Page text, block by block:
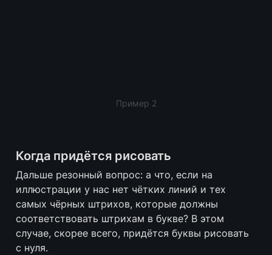
Пример 2
Когда придётся рисовать
Дальше резонный вопрос: а что, если на
иллюстрации у нас нет чётких линий и тех
самых чёрных штрихов, которые должны
соответствовать штрихам в букве? В этом
случае, скорее всего, придётся буквы рисовать
с нуля.